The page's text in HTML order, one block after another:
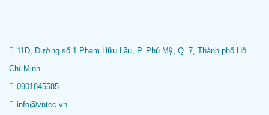
11D, Đường số 1 Phạm Hữu Lầu, P. Phú Mỹ, Q. 7, Thành phố Hồ
Chí Minh
0901845585
info@vntec.vn